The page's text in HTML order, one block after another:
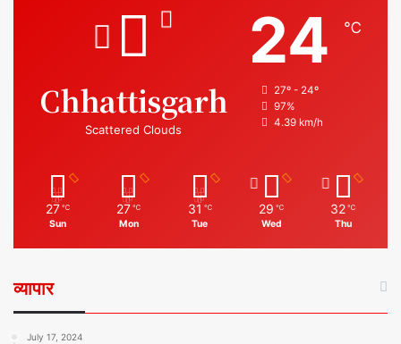
Chhattisgarh
Scattered Clouds
24 ℃
27º - 24º
97%
4.39 km/h
27 ℃
Sun
27 ℃
Mon
31 ℃
Tue
29 ℃
Wed
32 ℃
Thu
व्यापार
July 17, 2024